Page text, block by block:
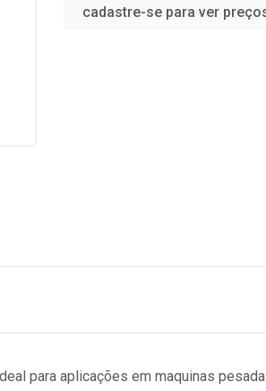
cadastre-se para ver
para aplicações em maquinas